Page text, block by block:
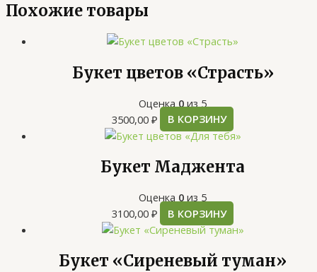
Похожие товары
Букет цветов «Страсть»
Оценка 0 из 5
3500,00 ₽ В КОРЗИНУ
Букет Маджента
Оценка 0 из 5
3100,00 ₽ В КОРЗИНУ
Букет «Сиреневый туман»